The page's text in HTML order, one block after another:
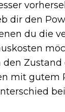
dir den
du die
Zustand
mit gutem